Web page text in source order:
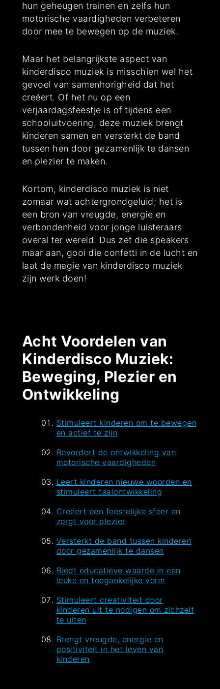
hun geheugen trainen en zelfs hun
motorische vaardigheden verbeteren
door mee te bewegen op de muziek.
Maar het belangrijkste aspect van
kinderdisco muziek is misschien wel het
gevoel van samenhorigheid dat het
creëert. Of het nu op een
verjaardagsfeestje is of tijdens een
schooluitvoering, deze muziek brengt
kinderen samen en versterkt de band
tussen hen door gezamenlijk te dansen
en plezier te maken.
Kortom, kinderdisco muziek is niet
zomaar wat achtergrondgeluid; het is
een bron van vreugde, energie en
verbondenheid voor jonge luisteraars
overal ter wereld. Dus zet die speakers
maar aan, gooi die confetti in de lucht en
laat de magie van kinderdisco muziek
zijn werk doen!
Acht Voordelen van
Kinderdisco Muziek:
Beweging, Plezier en
Ontwikkeling
Stimuleert kinderen om te bewegen
en actief te zijn
Bevordert de ontwikkeling van
motorische vaardigheden
Leert kinderen nieuwe woorden en
stimuleert taalontwikkeling
Creëert een feestelijke sfeer en
zorgt voor plezier
Versterkt de band tussen kinderen
door gezamenlijk te dansen
Biedt educatieve waarde in een
leuke en toegankelijke vorm
Stimuleert creativiteit door
kinderen uit te nodigen om zichzelf
te uiten
Brengt vreugde, energie en
positiviteit in het leven van
kinderen